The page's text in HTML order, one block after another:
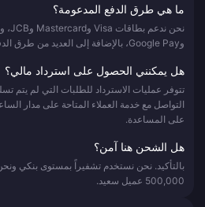
ما هي طرق الدفع المدعومة؟
وGoogle Pay، بالإضافة إلى العديد من طرق الدفع المحلية.
هل يمكنني الحصول على استرداد مالي؟
التواصل مع خدمة العملاء المتاحة على مدار
على المساعدة.
هل الشحن هنا آمن؟
بالتأكيد. نحن نستخدم تشفيراً بمستوى بنكي
500,000 عميل سعيد.